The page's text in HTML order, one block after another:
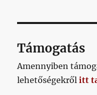
Támogatás
Amennyiben
lehetőségekrőlitt